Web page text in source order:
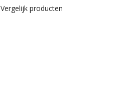
Vergelijk producten